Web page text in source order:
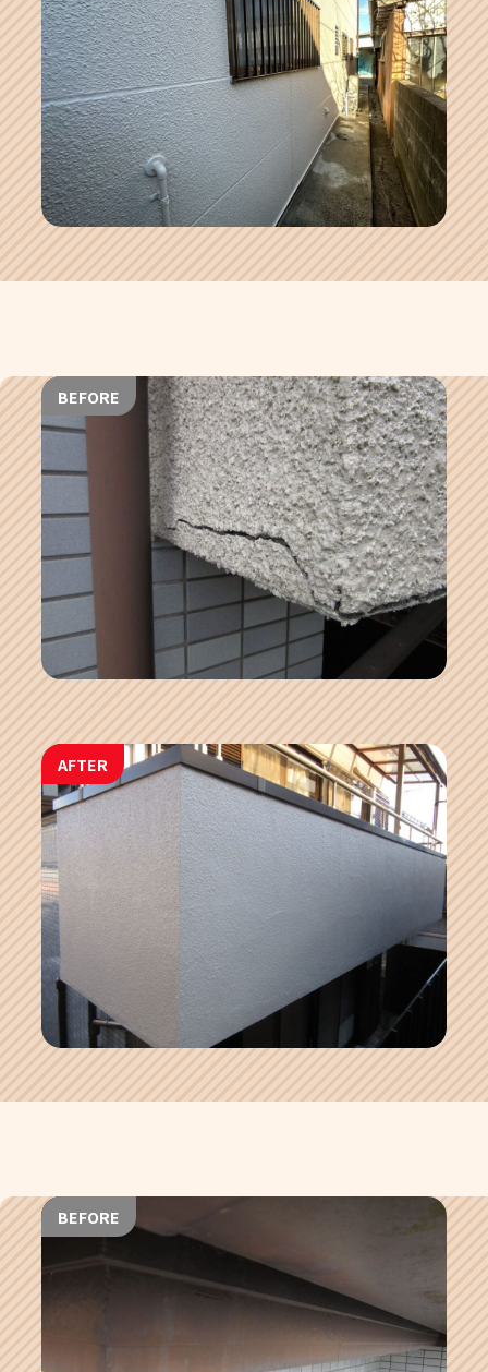
BEFORE
AFTER
BEFORE